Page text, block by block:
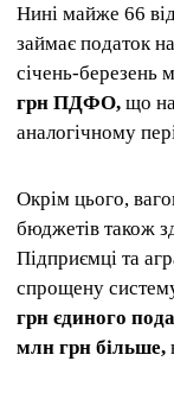
Нині майже 66
займає податок
січень-березень
грн ПДФО, що
аналогічному
Окрім цього,
бюджетів також
Підприємці та
спрощену
грн єдиного
млн грн більше,